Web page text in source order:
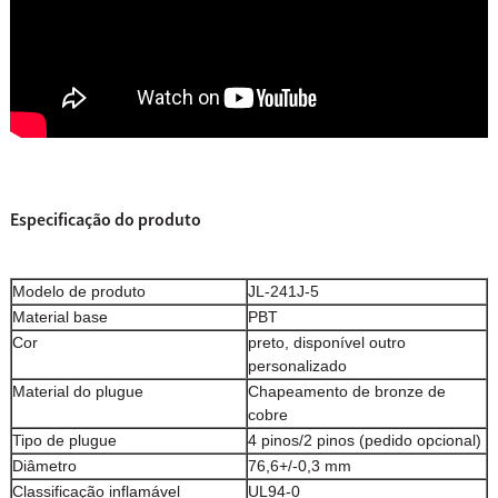
Especificação do produto
Modelo de produto
JL-241J-5
Material base
PBT
Cor
preto, disponível outro
personalizado
Material do plugue
Chapeamento de bronze de
cobre
Tipo de plugue
4 pinos/2 pinos (pedido opcional)
Diâmetro
76,6+/-0,3 mm
Classificação inflamável
UL94-0